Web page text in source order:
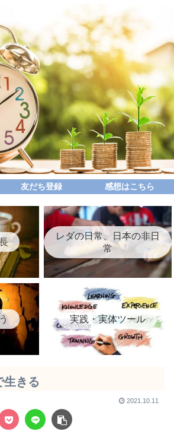
友だち登録 感想はこちら
レダの日常、日本の非日
常
実践・実体ツール
生きる
2021.10.11